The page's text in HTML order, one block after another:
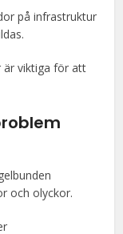
på infrastruktur
är viktiga för att
och olyckor.